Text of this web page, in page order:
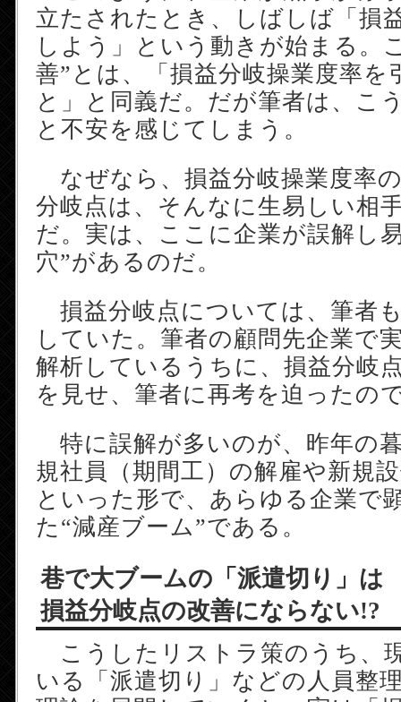
立たされたとき、しばしば「損
しよう」という動きが始まる。
善”とは、「損益分岐操業度率を
と」と同義だ。だが筆者は、こ
と不安を感じてしまう。
なぜなら、損益分岐操業度率
分岐点は、そんなに生易しい相
だ。実は、ここに企業が誤解し
穴”があるのだ。
損益分岐点については、筆者
していた。筆者の顧問先企業で
解析しているうちに、損益分岐
を見せ、筆者に再考を迫ったの
特に誤解が多いのが、昨年の
規社員（期間工）の解雇や新規
といった形で、あらゆる企業で
た“減産ブーム”である。
巷で大ブームの「派遣切り」は
損益分岐点の改善にならない!?
こうしたリストラ策のうち、
いる「派遣切り」などの人員整